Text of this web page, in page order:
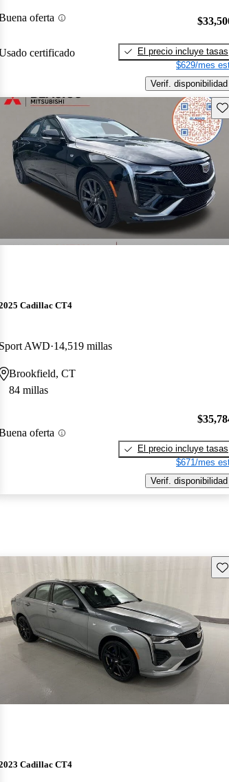
oferta
certificado
El precio incluye tasas
$629/mes
Verif. disponibilidad
este Aviso
Cadillac CT4
Sport AWD 14,519 millas
Brookfield, CT
84 millas
oferta
El precio incluye tasas
$671/mes
Verif. disponibilidad
este Aviso
Cadillac CT4